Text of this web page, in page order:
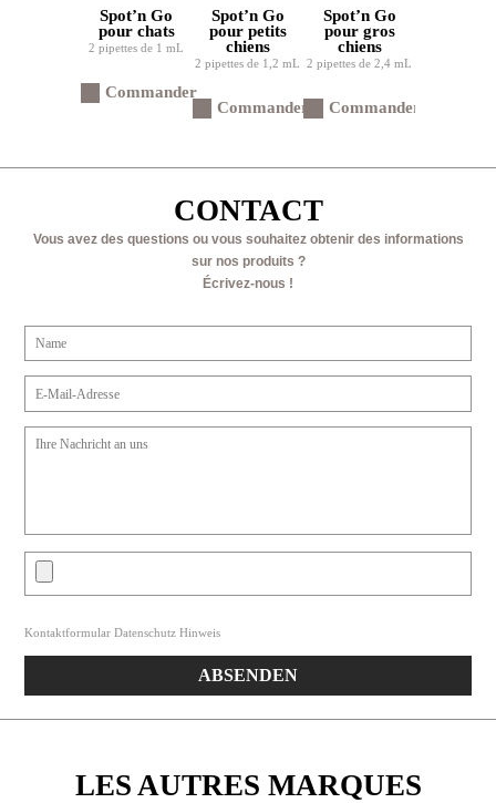
Spot’n Go
pour chats
2 pipettes de 1 mL
Commander
Spot’n Go
pour petits
chiens
2 pipettes de 1,2 mL
Commander
Spot’n Go
pour gros
chiens
2 pipettes de 2,4 mL
Commander
CONTACT
Vous avez des questions ou vous souhaitez obtenir des informations
sur nos produits ?
Écrivez-nous !
Kontaktformular Datenschutz Hinweis
LES AUTRES MARQUES